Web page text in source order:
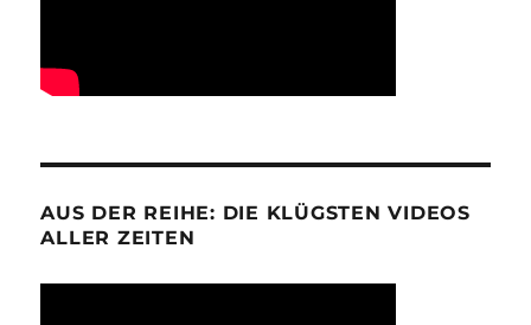
AUS DER REIHE: DIE KLÜGSTEN VIDEOS
ALLER ZEITEN